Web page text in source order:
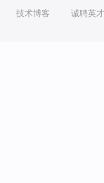
技术博客 诚聘英才